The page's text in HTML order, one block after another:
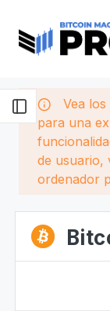
Vea los
para una
de usuario,
ordenador